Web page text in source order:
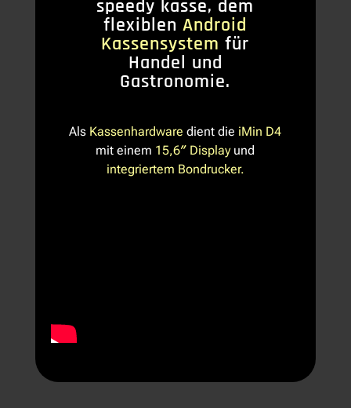
speedy kasse, dem
flexiblen Android
Kassensystem für
Handel und
Gastronomie.
Als Kassenhardware dient die iMin D4
mit einem 15,6″ Display und
integriertem Bondrucker.